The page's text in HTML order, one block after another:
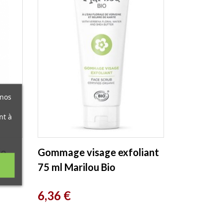
Gommage visage exfoliant
75 ml Marilou Bio
Prix
6,36 €
à